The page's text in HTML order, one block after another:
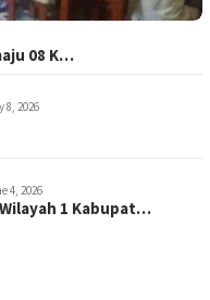
08 K…
8, 2026
4, 2026
1 Kabupat…